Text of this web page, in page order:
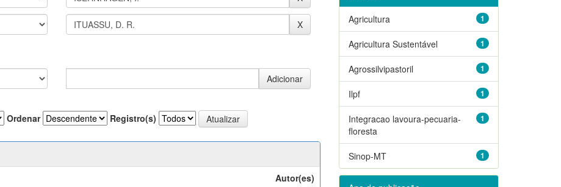
Ordenar Registro(s)
Autor(es)
1
Agricultura
1
Agricultura Sustentável
1
Agrossilvipastoril
1
Ilpf
1
Integracao lavoura-pecuaria-
floresta
1
Sinop-MT